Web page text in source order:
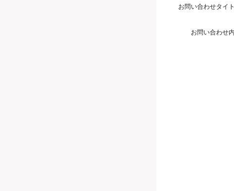
お問い合わせタイ
お問い合わせ